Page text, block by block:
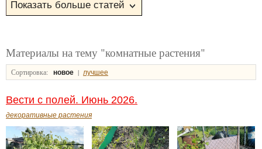
Материалы на тему "комнатные растения"
Сортировка: новое | лучшее
Вести с полей. Июнь 2026.
декоративные растения